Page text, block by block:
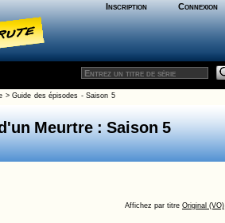
Inscription Connexion
>Guide des épisodes - Saison 5
Meurtre : Saison 5
Affichez par titre Original (VO)